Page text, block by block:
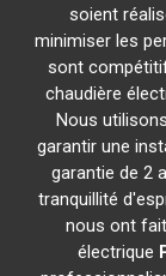
soient
minimiser les
sont
chaudière
Nous
garantir une
garantie de 2
tranquillité
nous ont
électrique